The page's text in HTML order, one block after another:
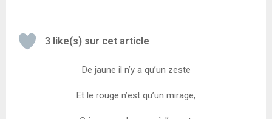
3 like(s) sur cet article
De jaune il n’y a qu’un zeste
Et le rouge n’est qu’un mirage,